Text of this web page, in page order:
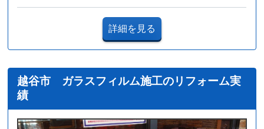
詳細を見る
越谷市 ガラスフィルム施工のリフォーム実
績